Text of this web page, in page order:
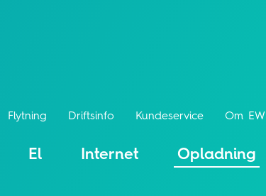
Flytning Driftsinfo Kundeservice Om EWII
El Internet Opladning